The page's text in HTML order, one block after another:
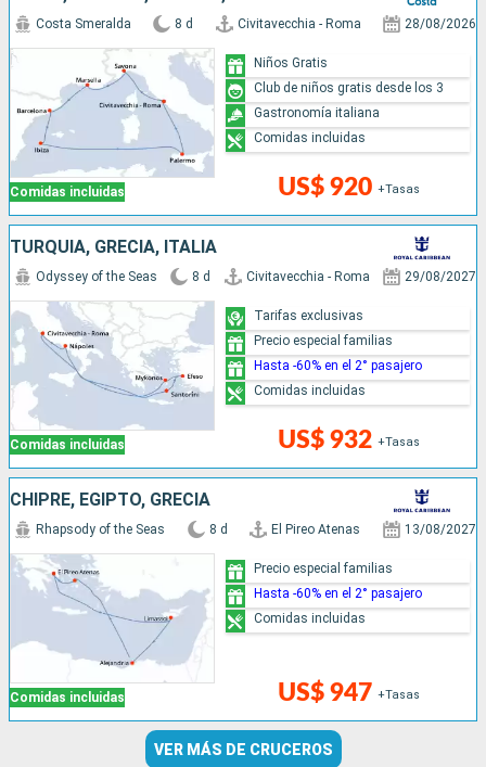
Comidas incluidas
Costa Smeralda 8 d Civitavecchia - Roma 28/08/2026
US$ 920 +Tasas
Niños Gratis
Club de niños gratis desde los 3
Gastronomía italiana
Comidas incluidas
TURQUÍA, GRECIA, ITALIA
Comidas incluidas
Odyssey of the Seas 8 d Civitavecchia - Roma 29/08/2027
US$ 932 +Tasas
Tarifas exclusivas
Precio especial familias
Hasta -60% en el 2° pasajero
Comidas incluidas
CHIPRE, EGIPTO, GRECIA
Comidas incluidas
Rhapsody of the Seas 8 d El Pireo Atenas 13/08/2027
US$ 947 +Tasas
Precio especial familias
Hasta -60% en el 2° pasajero
Comidas incluidas
VER MÁS DE CRUCEROS